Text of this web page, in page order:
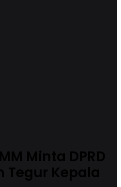
Minta DPRD
Tegur Kepala